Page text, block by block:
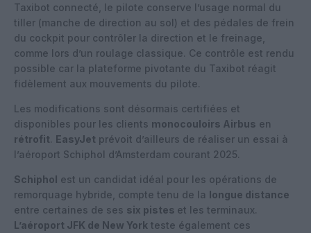
Taxibot connecté, le pilote conserve l’usage normal du
tiller (manche de direction au sol) et des pédales de frein
du cockpit pour contrôler la direction et le freinage,
comme lors d’un roulage classique. Ce contrôle est rendu
possible car la plateforme pivotante du Taxibot réagit
fidèlement aux mouvements du pilote.
Les modifications sont désormais certifiées et
disponibles pour les clients monocouloirs Airbus en
rétrofit. EasyJet prévoit d’ailleurs de réaliser un essai à
l’aéroport Schiphol d’Amsterdam courant 2025.
Schiphol est un candidat idéal pour les opérations de
remorquage hybride, compte tenu de la longue distance
entre certaines de ses six pistes et les terminaux.
L’aéroport JFK de New York teste également ces